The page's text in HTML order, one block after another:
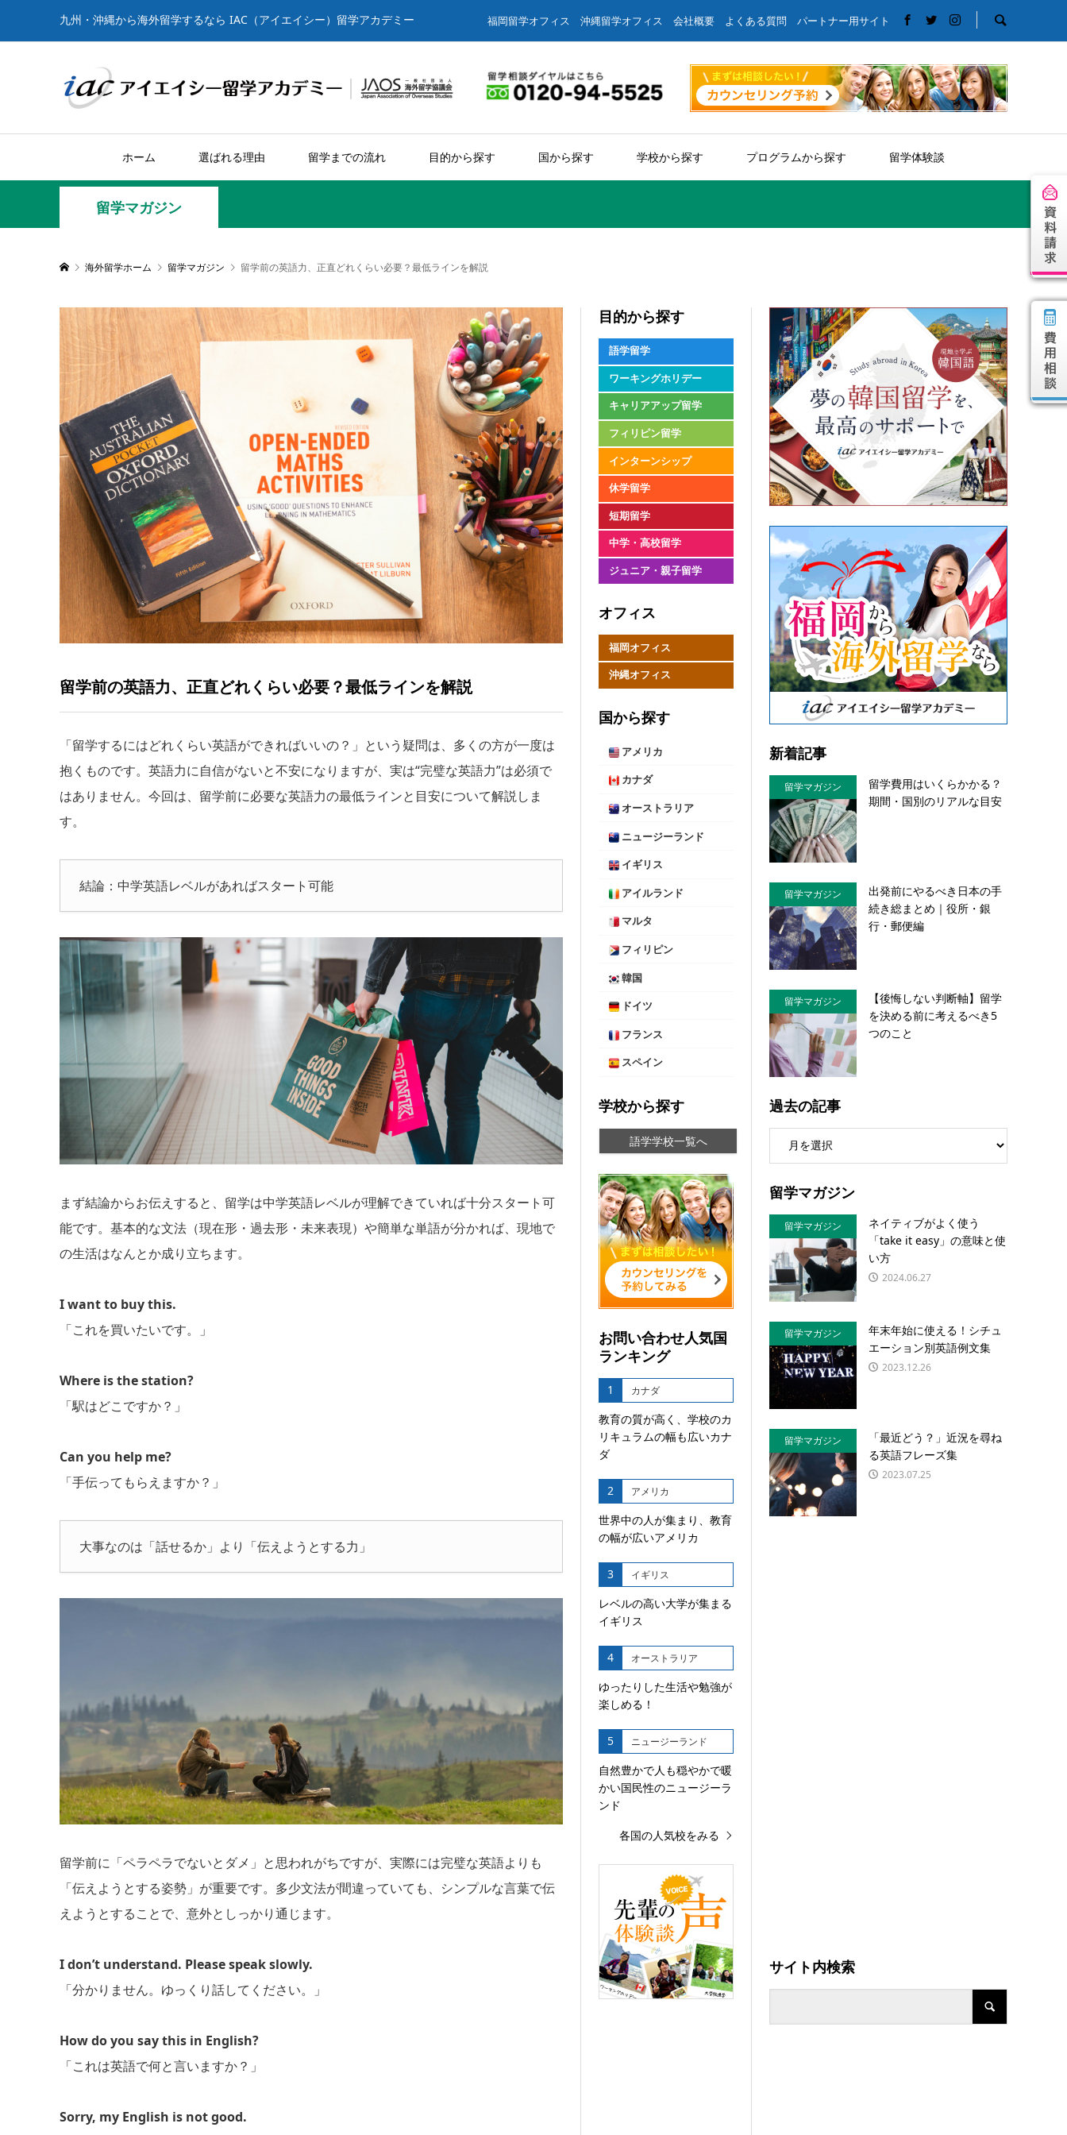
九州・沖縄から海外留学するなら IAC（アイエイシー）留学アカデミー 福岡留学オフィス 沖縄留学オフィス 会社概要 よくある質問 パートナー用サイト
ホーム 選ばれる理由 留学までの流れ 目的から探す 国から探す 学校から探す プログラムから探す 留学体験談
留学マガジン
海外留学ホーム 留学マガジン 留学前の英語力、正直どれくらい必要？最低ラインを解説
留学前の英語力、正直どれくらい必要？最低ラインを解説
「留学するにはどれくらい英語ができればいいの？」という疑問は、多くの方が一度は
抱くものです。英語力に自信がないと不安になりますが、実は“完璧な英語力”は必須で
はありません。今回は、留学前に必要な英語力の最低ラインと目安について解説しま
す。
結論：中学英語レベルがあればスタート可能
まず結論からお伝えすると、留学は中学英語レベルが理解できていれば十分スタート可
能です。基本的な文法（現在形・過去形・未来表現）や簡単な単語が分かれば、現地で
の生活はなんとか成り立ちます。
I want to buy this.
「これを買いたいです。」
Where is the station?
「駅はどこですか？」
Can you help me?
「手伝ってもらえますか？」
大事なのは「話せるか」より「伝えようとする力」
留学前に「ペラペラでないとダメ」と思われがちですが、実際には完璧な英語よりも
「伝えようとする姿勢」が重要です。多少文法が間違っていても、シンプルな言葉で伝
えようとすることで、意外としっかり通じます。
I don’t understand. Please speak slowly.
「分かりません。ゆっくり話してください。」
How do you say this in English?
「これは英語で何と言いますか？」
Sorry, my English is not good.
目的から探す
語学留学
ワーキングホリデー
キャリアアップ留学
フィリピン留学
インターンシップ
休学留学
短期留学
中学・高校留学
ジュニア・親子留学
オフィス
福岡オフィス
沖縄オフィス
国から探す
アメリカ
カナダ
オーストラリア
ニュージーランド
イギリス
アイルランド
マルタ
フィリピン
韓国
ドイツ
フランス
スペイン
学校から探す
語学学校一覧へ
お問い合わせ人気国
ランキング
1 カナダ
教育の質が高く、学校のカ
リキュラムの幅も広いカナ
ダ
2 アメリカ
世界中の人が集まり、教育
の幅が広いアメリカ
3 イギリス
レベルの高い大学が集まる
イギリス
4 オーストラリア
ゆったりした生活や勉強が
楽しめる！
5 ニュージーランド
自然豊かで人も穏やかで暖
かい国民性のニュージーラ
ンド
各国の人気校をみる
新着記事
留学マガジン
留学費用はいくらかかる？
期間・国別のリアルな目安
留学マガジン
出発前にやるべき日本の手
続き総まとめ｜役所・銀
行・郵便編
留学マガジン
【後悔しない判断軸】留学
を決める前に考えるべき5
つのこと
過去の記事
留学マガジン
留学マガジン
ネイティブがよく使う
「take it easy」の意味と使
い方
2024.06.27
留学マガジン
年末年始に使える！シチュ
エーション別英語例文集
2023.12.26
留学マガジン
「最近どう？」近況を尋ね
る英語フレーズ集
2023.07.25
サイト内検索